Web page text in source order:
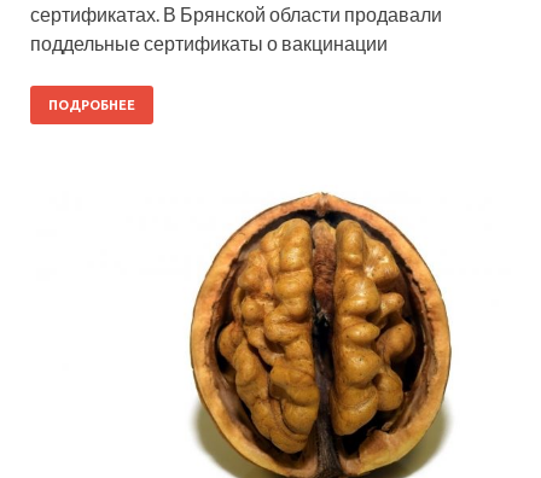
сертификатах. В Брянской области продавали
поддельные сертификаты о вакцинации
ПОДРОБНЕЕ